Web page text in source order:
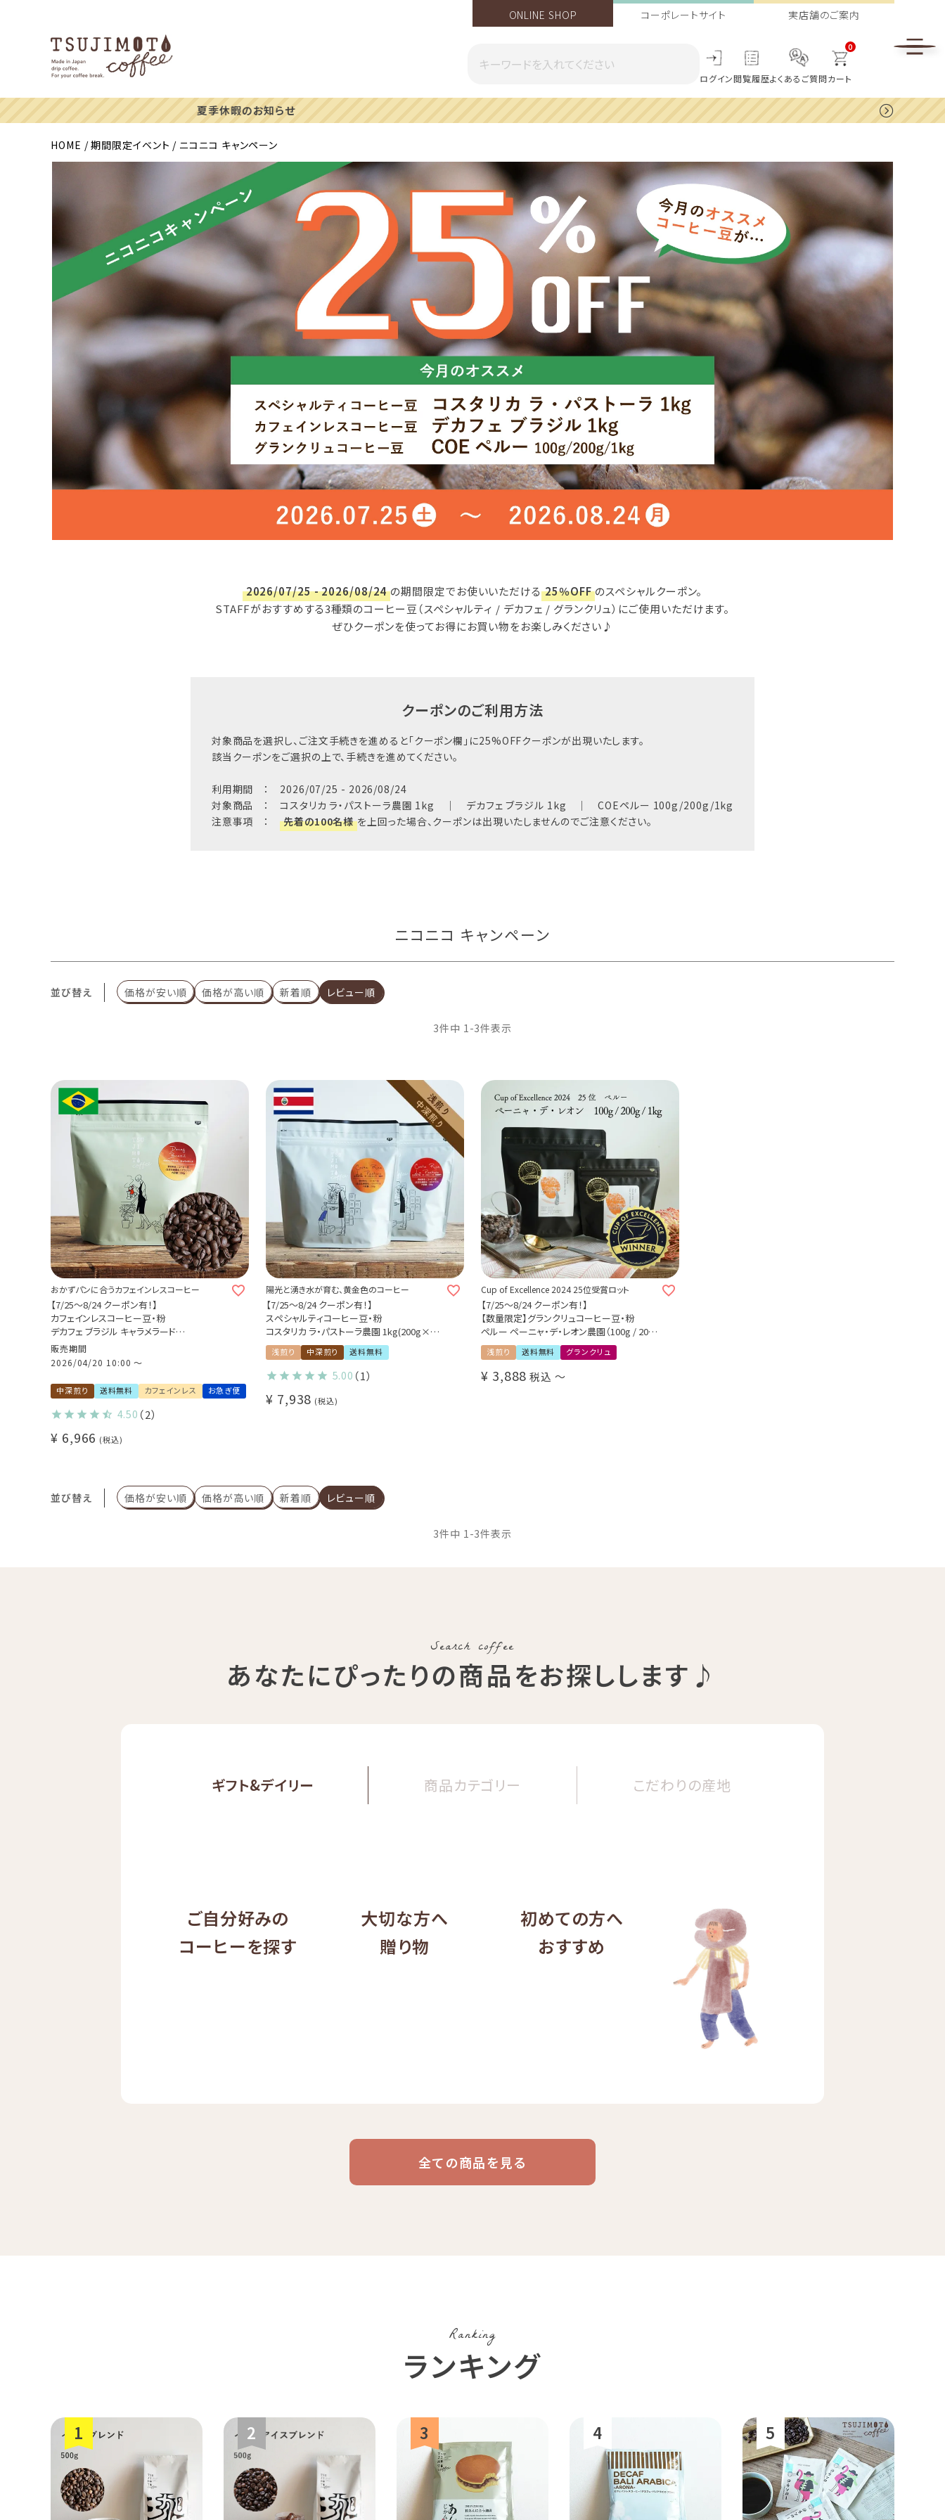
ONLINE SHOP コーポレートサイト 実店舗のご案内
ログイン閲覧履歴よくあるご質問
0
カート
HOME 期間限定イベント ニコニコ キャンペーン
2026/07/25 - 2026/08/24 の期間限定でお使いいただける 25％OFF のスペシャルクーポン。
STAFFがおすすめする3種類のコーヒー豆（スペシャルティ / デカフェ / グランクリュ）にご使用いただけます。
ぜひクーポンを使ってお得にお買い物をお楽しみください♪
クーポンのご利用方法
対象商品を選択し、ご注文手続きを進めると「クーポン欄」に25%OFFクーポンが出現いたします。
該当クーポンをご選択の上で、手続きを進めてください。
利用期間 ： 2026/07/25 - 2026/08/24
対象商品 ： コスタリカ ラ・パストーラ農園 1kg ｜ デカフェ ブラジル 1kg ｜ COEペルー 100g/200g/1kg
注意事項 ： 先着の100名様 を上回った場合、クーポンは出現いたしませんのでご注意ください。
ニコニコ キャンペーン
並び替え 価格が安い順 価格が高い順 新着順 レビュー順
3件中 1-3件表示
おかずパンに合うカフェインレスコーヒー
【7/25～8/24 クーポン有！】
カフェインレスコーヒー豆・粉
デカフェ ブラジル キャラメラード
1kg（200g×5袋）
カツアイ / パルプドナチュラル / スイスウォー
タープロセス
販売期間
2026/04/20 10:00〜
中深煎り 送料無料 カフェインレス お急ぎ便
4.50 （2）
¥ 6,966 税込
陽光と湧き水が育む、黄金色のコーヒー
【7/25～8/24 クーポン有！】
スペシャルティコーヒー豆・粉
コスタリカ ラ・パストーラ農園 1kg(200g×5
袋）
カトゥーラ カトゥアイ / ゴールデン・ハニー
Costa Rica La Pastora / Caturra / Catuai /
Golden Honey / High roast / Fullcity roast
浅煎り 中深煎り 送料無料
5.00 （1）
¥ 7,938 税込
Cup of Excellence 2024 25位受賞ロット
【7/25～8/24 クーポン有！】
【数量限定】グランクリュコーヒー豆・粉
ペルー ペーニャ・デ・レオン農園（100g / 200g
/ 1kg）
品種：ゲイシャ
精製方法：ウォッシュド
焙煎度：浅煎り
浅煎り 送料無料 グランクリュ
¥ 3,888 税込 〜
並び替え 価格が安い順 価格が高い順 新着順 レビュー順
3件中 1-3件表示
Search coffee
あなたにぴったりの商品をお探しします♪
ギフト&デイリー 商品カテゴリー こだわりの産地
ご自分好みの
コーヒーを探す
大切な方へ
贈り物
初めての方へ
おすすめ
コーヒー豆・粉 コーヒー生豆
エチオピア コスタリカ コロンビア
全ての商品を見る
Ranking
ランキング